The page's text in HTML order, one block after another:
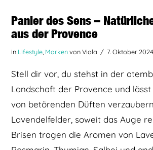
Panier des Sens –
aus der Provence
in Lifestyle, Markenvon Viola 7. Oktober 2024
Stell dir vor, du stehst in der
Landschaft der Provence und lässt
von betörenden Düften
Lavendelfelder, soweit das Auge
Brisen tragen die Aromen von